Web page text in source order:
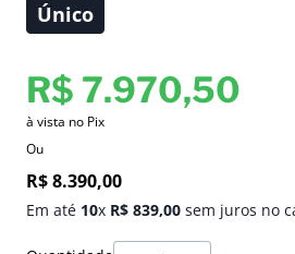
Único
R$ 7.970,50
à vista no Pix
Ou
R$8.390,00
Em até 10x R$ 839,00 sem juros no